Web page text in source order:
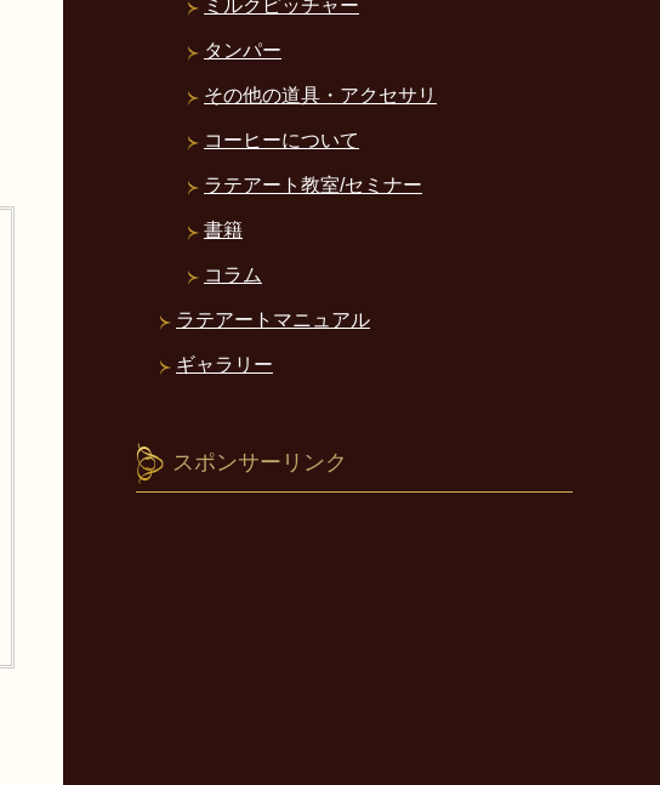
ミルクピッチャー
タンパー
その他の道具・アクセサリ
コーヒーについて
ラテアート教室/セミナー
書籍
コラム
ラテアートマニュアル
ギャラリー
スポンサーリンク